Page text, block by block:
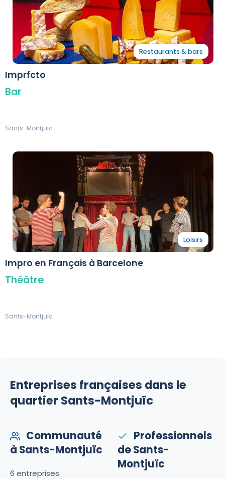
Restaurants & bars
Imprfcto
Bar
Sants-Montjuïc
Loisirs
Impro en Français à Barcelone
Théâtre
Sants-Montjuïc
Entreprises françaises dans le
quartier Sants-Montjuïc
Communauté
à Sants-Montjuïc
6 entreprises
Professionnels
de Sants-
Montjuïc